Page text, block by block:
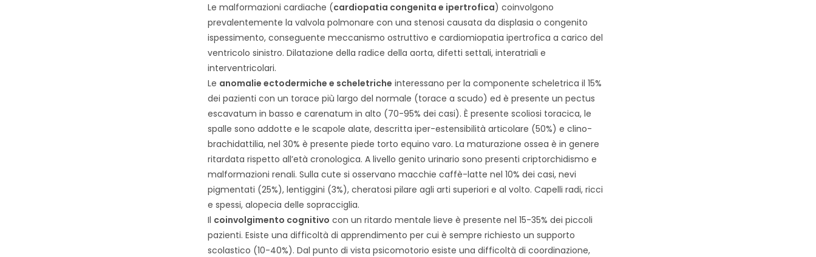
Le malformazioni cardiache (cardiopatia congenita e ipertrofica) coinvolgono
prevalentemente la valvola polmonare con una stenosi causata da displasia o congenito
ispessimento, conseguente meccanismo ostruttivo e cardiomiopatia ipertrofica a carico del
ventricolo sinistro. Dilatazione della radice della aorta, difetti settali, interatriali e
interventricolari.
Le anomalie ectodermiche e scheletriche interessano per la componente scheletrica il 15%
dei pazienti con un torace più largo del normale (torace a scudo) ed è presente un pectus
escavatum in basso e carenatum in alto (70-95% dei casi). È presente scoliosi toracica, le
spalle sono addotte e le scapole alate, descritta iper-estensibilità articolare (50%) e clino-
brachidattilia, nel 30% è presente piede torto equino varo. La maturazione ossea è in genere
ritardata rispetto all’età cronologica. A livello genito urinario sono presenti criptorchidismo e
malformazioni renali. Sulla cute si osservano macchie caffè-latte nel 10% dei casi, nevi
pigmentati (25%), lentiggini (3%), cheratosi pilare agli arti superiori e al volto. Capelli radi, ricci
e spessi, alopecia delle sopracciglia.
Il coinvolgimento cognitivo con un ritardo mentale lieve è presente nel 15-35% dei piccoli
pazienti. Esiste una difficoltà di apprendimento per cui è sempre richiesto un supporto
scolastico (10-40%). Dal punto di vista psicomotorio esiste una difficoltà di coordinazione,